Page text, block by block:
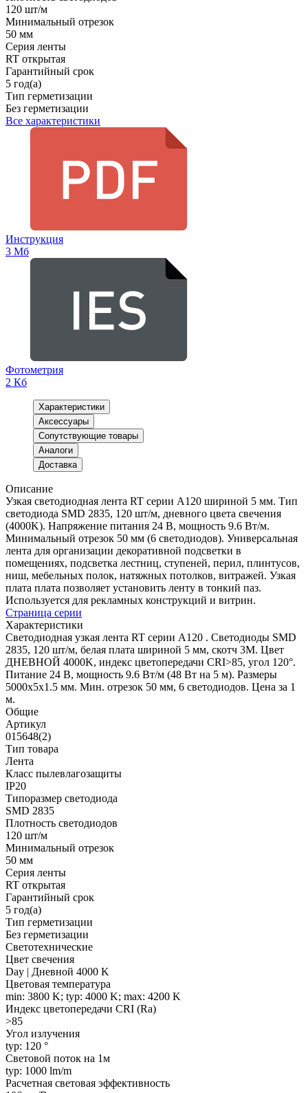
120 шт/м
Минимальный отрезок
50 мм
Серия ленты
RT открытая
Гарантийный срок
5 год(а)
Тип герметизации
Без герметизации
Все характеристики
Инструкция
3 Мб
Фотометрия
2 Кб
Характеристики
Аксессуары
Сопутствующие товары
Аналоги
Доставка
Описание
Узкая светодиодная лента RT серии A120 шириной 5 мм. Тип
светодиода SMD 2835, 120 шт/м, дневного цвета свечения
(4000K). Напряжение питания 24 В, мощность 9.6 Вт/м.
Минимальный отрезок 50 мм (6 светодиодов). Универсальная
лента для организации декоративной подсветки в
помещениях, подсветка лестниц, ступеней, перил, плинтусов,
ниш, мебельных полок, натяжных потолков, витражей. Узкая
плата плата позволяет установить ленту в тонкий паз.
Используется для рекламных конструкций и витрин.
Страница серии
Характеристики
Светодиодная узкая лента RT серии A120 . Светодиоды SMD
2835, 120 шт/м, белая плата шириной 5 мм, скотч 3M. Цвет
ДНЕВНОЙ 4000K, индекс цветопередачи CRI>85, угол 120°.
Питание 24 В, мощность 9.6 Вт/м (48 Вт на 5 м). Размеры
5000x5x1.5 мм. Мин. отрезок 50 мм, 6 светодиодов. Цена за 1
м.
Общие
Артикул
015648(2)
Тип товара
Лента
Класс пылевлагозащиты
IP20
Типоразмер светодиода
SMD 2835
Плотность светодиодов
120 шт/м
Минимальный отрезок
50 мм
Серия ленты
RT открытая
Гарантийный срок
5 год(а)
Тип герметизации
Без герметизации
Светотехнические
Цвет свечения
Day | Дневной 4000 K
Цветовая температура
min: 3800 K; typ: 4000 K; max: 4200 K
Индекс цветопередачи CRI (Ra)
>85
Угол излучения
typ: 120 °
Световой поток на 1м
typ: 1000 lm/m
Расчетная световая эффективность